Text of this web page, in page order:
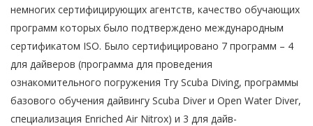
немногих сертифицирующих агентств, качество обучающих
программ которых было подтверждено международным
сертификатом ISO. Было сертифицировано 7 программ – 4
для дайверов (программа для проведения
ознакомительного погружения Try Scuba Diving, программы
базового обучения дайвингу Scuba Diver и Open Water Diver,
специализация Enriched Air Nitrox) и 3 для дайв-